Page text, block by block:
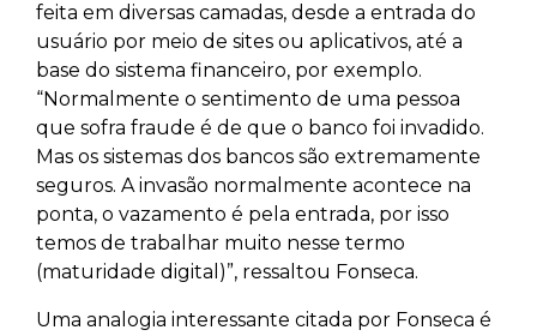
feita em diversas camadas, desde a entrada do
usuário por meio de sites ou aplicativos, até a
base do sistema financeiro, por exemplo.
“Normalmente o sentimento de uma pessoa
que sofra fraude é de que o banco foi invadido.
Mas os sistemas dos bancos são extremamente
seguros. A invasão normalmente acontece na
ponta, o vazamento é pela entrada, por isso
temos de trabalhar muito nesse termo
(maturidade digital)”, ressaltou Fonseca.
Uma analogia interessante citada por Fonseca é